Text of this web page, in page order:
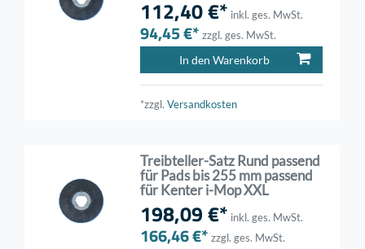
112,40 €* inkl. ges. MwSt.
94,45 €* zzgl. ges. MwSt.
In den Warenkorb
*zzgl.Versandkosten
Treibteller-Satz Rund passend
für Pads bis 255 mm passend
für Kenter i-Mop XXL
198,09 €* inkl. ges. MwSt.
166,46 €* zzgl. ges. MwSt.